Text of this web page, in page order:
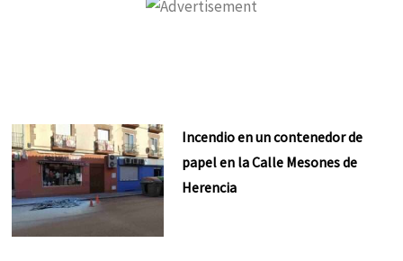
Incendio en un contenedor de
papel en la Calle Mesones de
Herencia